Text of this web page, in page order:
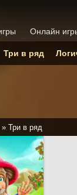
» Три в ряд
Онлайн
Три в ряд